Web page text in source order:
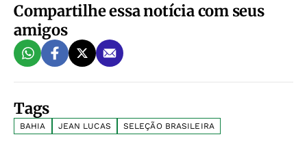
Compartilhe essa notícia com seus
amigos
Tags
BAHIA JEAN LUCAS SELEÇÃO BRASILEIRA